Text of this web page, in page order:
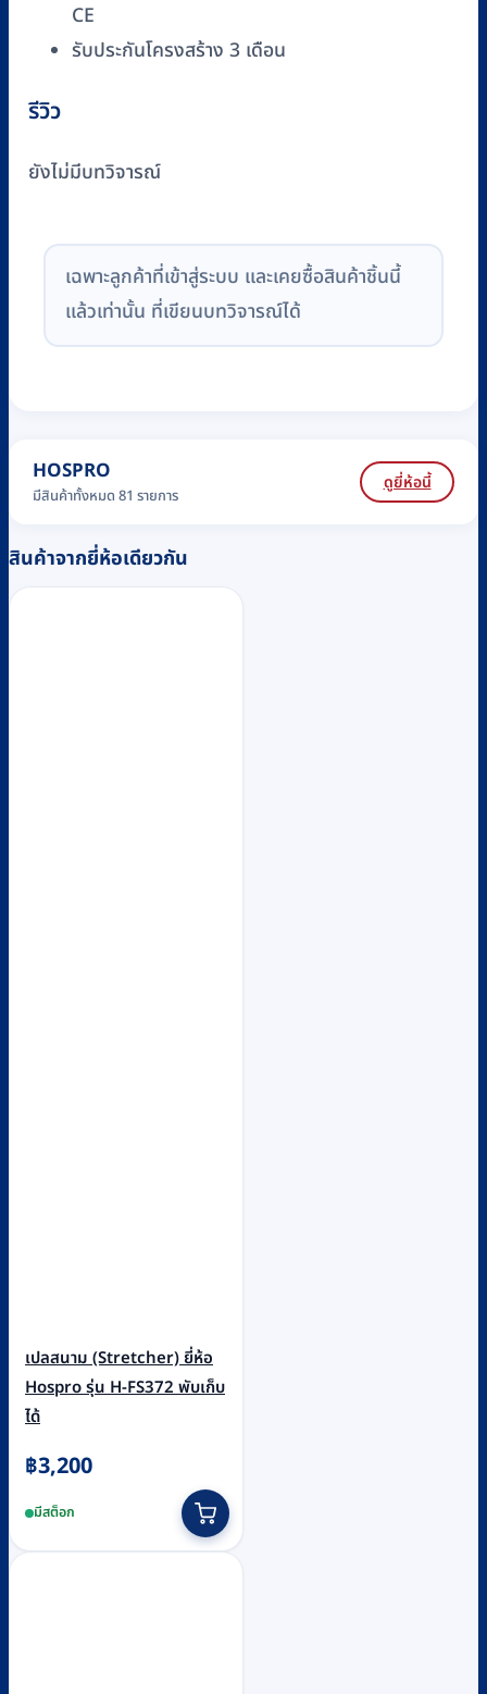
CE
รับประกันโครงสร้าง 3 เดือน
รีวิว
ยังไม่มีบทวิจารณ์
เฉพาะลูกค้าที่เข้าสู่ระบบ และเคยซื้อสินค้าชิ้นนี้
แล้วเท่านั้น ที่เขียนบทวิจารณ์ได้
HOSPRO
มีสินค้าทั้งหมด 81 รายการ
ดูยี่ห้อนี้
สินค้าจากยี่ห้อเดียวกัน
เปลสนาม (Stretcher) ยี่ห้อ
Hospro รุ่น H-FS372 พับเก็บ
ได้
฿3,200
มีสต็อก